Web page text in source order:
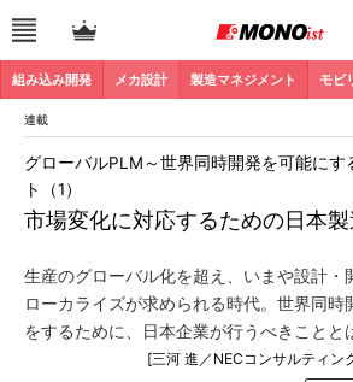
組み込み開発 メカ設計 製造マネジメント モビ
連載
市場変化に対応するための日本
グローバルPLM～世界同時開発を可能にす
ト（1）
生産のグローバル化を超え、いまや設計・
ローカライズが求められる時代。世界同時
をするために、日本企業が行うべきことと
[三河 進／NECコンサルティン